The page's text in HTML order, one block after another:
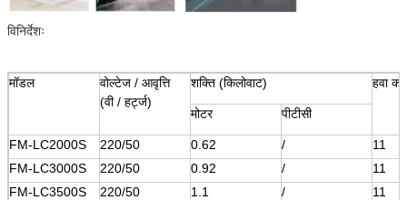
विनिर्देशः
मॉडल
वोल्टेज / आवृत्ति
(वी / हर्ट्ज)
शक्ति (किलोवाट) हवा
मोटर पीटीसी
FM-LC2000S 220/50 0.62 /
11
FM-LC3000S
220/50 0.92 /
11
FM-LC3500S
220/50 1.1 /
11